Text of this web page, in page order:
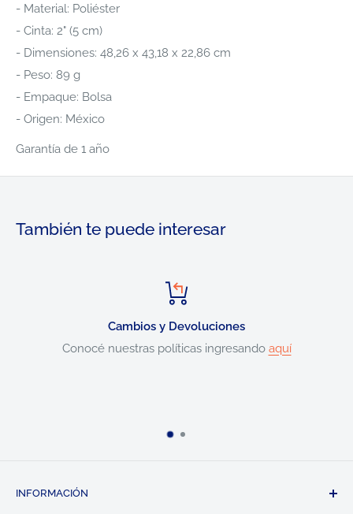
- Material: Poliéster
- Cinta: 2" (5 cm)
- Dimensiones: 48,26 x 43,18 x 22,86 cm
- Peso: 89 g
- Empaque: Bolsa
- Origen: México
Garantía de 1 año
También te puede interesar
Cambios y Devoluciones
Conocé nuestras políticas ingresandoaquí
INFORMACIÓN